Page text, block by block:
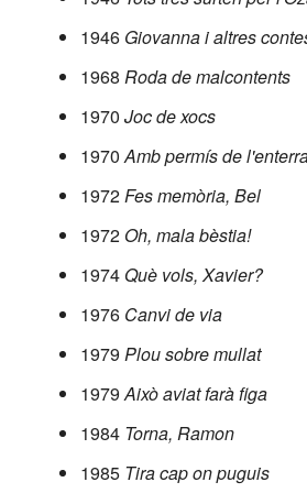
1946 Giovanna i altres
1968 Roda de malcontents
1970 Joc de xocs
1970Amb permís de
1972Fes memòria, Bel
1972 Oh, mala bèstia!
1974 Què vols, Xavier?
1976 Canvi de via
1979 Plou sobre mullat
1979Això aviat farà figa
1984 Torna, Ramon
1985 Tira cap on puguis